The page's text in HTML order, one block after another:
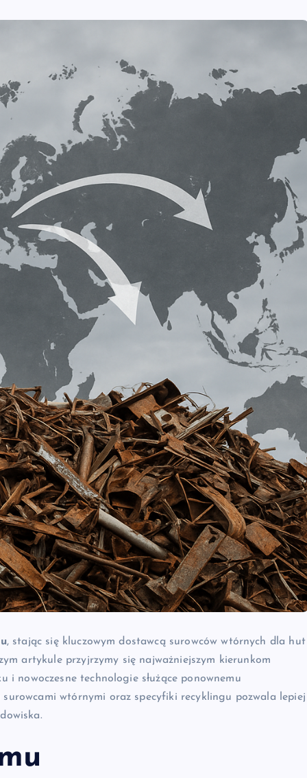
, stając się kluczowym dostawcą surowców wtórnych dla hut
artykule przyjrzymy się najważniejszym kierunkom
i nowoczesne technologie służące ponownemu
wtórnymi oraz specyfiki recyklingu pozwala lepiej